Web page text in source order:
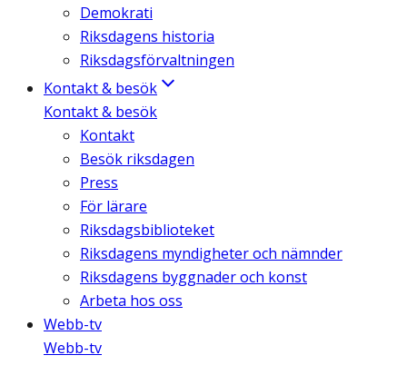
Demokrati
Riksdagens historia
Riksdagsförvaltningen
Kontakt & besök
Kontakt & besök
Kontakt
Besök riksdagen
Press
För lärare
Riksdagsbiblioteket
Riksdagens myndigheter och nämnder
Riksdagens byggnader och konst
Arbeta hos oss
Webb-tv
Webb-tv